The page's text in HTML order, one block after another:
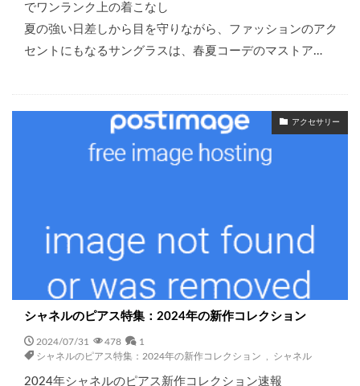
でワンランク上の着こなし
夏の強い日差しから目を守りながら、ファッションのアク
セントにもなるサングラスは、春夏コーデのマストア…
アクセサリー
シャネルのピアス特集：2024年の新作コレクション
2024/07/31 478
1
シャネルのピアス特集：2024年の新作コレクション
シャネル
2024年シャネルのピアス新作コレクション速報